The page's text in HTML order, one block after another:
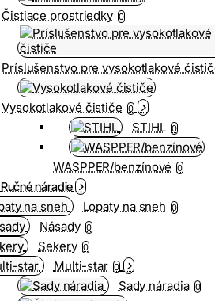
Čistiace prostriedky 0
Príslušenstvo pre vysokotlakové
Vysokotlakové čističe 0
STIHL 0
WASPPER/benzínové 0
Ručné náradie
Lopaty na sneh 0
Násady 0
Sekery 0
Multi-star 0
Sady náradia 0